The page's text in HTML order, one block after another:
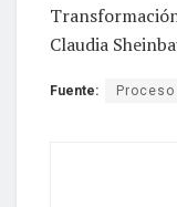
Claudia
Fuente: Proceso